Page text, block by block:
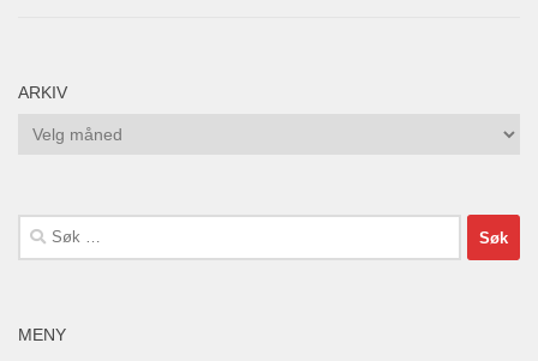
ARKIV
Arkiv
Søk
etter:
MENY